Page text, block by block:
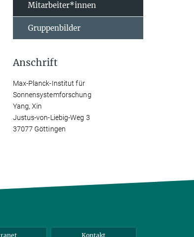
Mitarbeiter*innen
Gruppenbilder
Anschrift
Max-Planck-Institut für
Sonnensystemforschung
Yang, Xin
Justus-von-Liebig-Weg 3
37077 Göttingen
Kontakt